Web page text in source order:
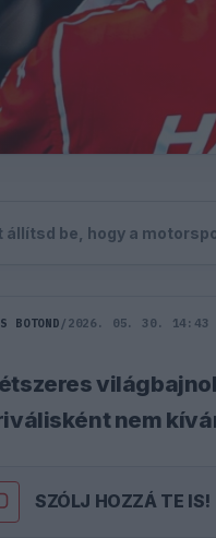
állítsd be, hogy a
BOTOND / 2026. 05. 30. 14:43
nem
SZÓLJ HOZZÁ TE IS!